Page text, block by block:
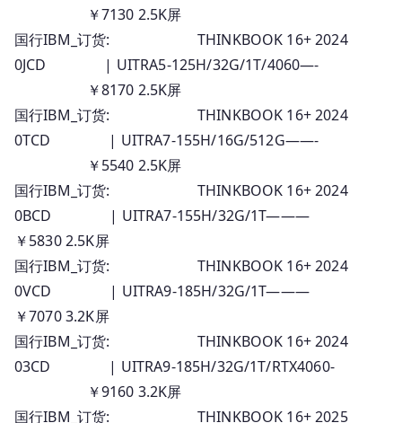
￥7130 2.5K屏
国行IBM_订货: THINKBOOK 16+ 2024
0JCD | UITRA5-125H/32G/1T/4060—-
￥8170 2.5K屏
国行IBM_订货: THINKBOOK 16+ 2024
0TCD | UITRA7-155H/16G/512G——-
￥5540 2.5K屏
国行IBM_订货: THINKBOOK 16+ 2024
0BCD | UITRA7-155H/32G/1T———
￥5830 2.5K屏
国行IBM_订货: THINKBOOK 16+ 2024
0VCD | UITRA9-185H/32G/1T———
￥7070 3.2K屏
国行IBM_订货: THINKBOOK 16+ 2024
03CD | UITRA9-185H/32G/1T/RTX4060-
￥9160 3.2K屏
国行IBM_订货: THINKBOOK 16+ 2025